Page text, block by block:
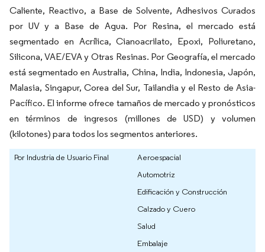
Caliente, Reactivo, a Base de Solvente, Adhesivos Curados
por UV y a Base de Agua. Por Resina, el mercado está
segmentado en Acrílica, Cianoacrilato, Epoxi, Poliuretano,
Silicona, VAE/EVA y Otras Resinas. Por Geografía, el mercado
está segmentado en Australia, China, India, Indonesia, Japón,
Malasia, Singapur, Corea del Sur, Tailandia y el Resto de Asia-
Pacífico. El informe ofrece tamaños de mercado y pronósticos
en términos de ingresos (millones de USD) y volumen
(kilotones) para todos los segmentos anteriores.
Por Industria de Usuario Final
Aeroespacial
Automotriz
Edificación y Construcción
Calzado y Cuero
Salud
Embalaje